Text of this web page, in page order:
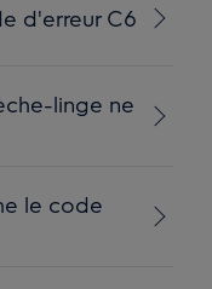
d'erreur C6
linge ne
le code